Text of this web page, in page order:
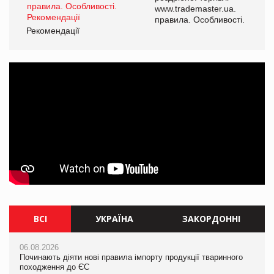
www.trademaster.ua.
правила. Особливості.
Рекомендації
ВСІ УКРАЇНА ЗАКОРДОННІ
06.08.2026
Починають діяти нові правила імпорту продукції тваринного
походження до ЄС
06.08.2026
Починають діяти нові правила імпорту продукції тваринного
походження до ЄС
06.08.2026
Починають діяти нові правила імпорту продукції тваринного
походження до ЄС